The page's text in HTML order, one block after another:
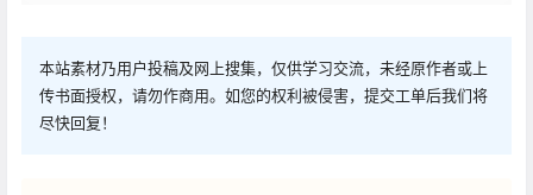
本站素材乃用户投稿及网上搜集，仅供学习交流，未经原作者或上
传书面授权，请勿作商用。如您的权利被侵害，提交工单后我们将
尽快回复！